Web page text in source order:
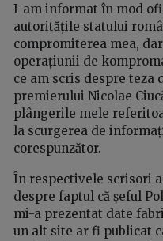
I-am informat în mod
autoritățile statului
compromiterea mea,
operațiunii de
ce am scris despre teza
premierului Nicolae
plângerile mele
la scurgerea de
corespunzător.
În respectivele scrisori
despre faptul că șeful
mi-a prezentat date
un alt site ar fi publicat